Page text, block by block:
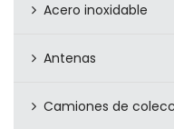
Acero inoxidable
Antenas
Camiones de